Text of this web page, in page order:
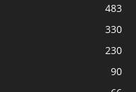
483
330
230
90